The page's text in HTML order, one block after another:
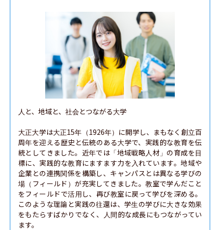
人と、地域と、社会とつながる大学
大正大学は大正15年（1926年）に開学し、まもなく創立百
周年を迎える歴史と伝統のある大学で、実践的な教育を伝
統としてきました。近年では「地域戦略人材」の育成を目
標に、実践的な教育にますます力を入れています。地域や
企業との連携関係を構築し、キャンパスとは異なる学びの
場（フィールド）が充実してきました。教室で学んだこと
をフィールドで活用し、再び教室に戻って学びを深める。
このような理論と実践の往還は、学生の学びに大きな効果
をもたらすばかりでなく、人間的な成長にもつながってい
ます。